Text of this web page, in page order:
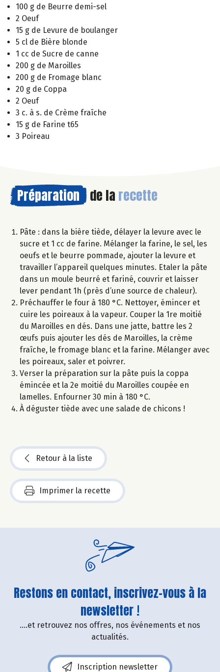
100 g de Beurre demi-sel
2 Oeuf
15 g de Levure de boulanger
5 cl de Bière blonde
1 cc de Sucre de canne
200 g de Maroilles
200 g de Fromage blanc
20 g de Coppa
2 Oeuf
3 c. à s. de Crème fraîche
15 g de Farine t65
3 Poireau
Préparation de la recette
Pâte : dans la bière tiède, délayer la levure avec le
sucre et 1 cc de farine. Mélanger la farine, le sel, les
oeufs et le beurre pommade, ajouter la levure et
travailler l’appareil quelques minutes. Etaler la pâte
dans un moule beurré et fariné, couvrir et laisser
lever pendant 1h (près d’une source de chaleur).
Préchauffer le four à 180 °C. Nettoyer, émincer et
cuire les poireaux à la vapeur. Couper la 1re moitié
du Maroilles en dés. Dans une jatte, battre les 2
œufs puis ajouter les dés de Maroilles, la crème
fraîche, le fromage blanc et la farine. Mélanger avec
les poireaux, saler et poivrer.
Verser la préparation sur la pâte puis la coppa
émincée et la 2e moitié du Maroilles coupée en
lamelles. Enfourner 30 min à 180 °C.
À déguster tiède avec une salade de chicons !
Retour à la liste
Imprimer la recette
Restons en contact, inscrivez-vous à la
newsletter !
....et retrouvez nos offres, nos événements et nos
actualités.
Inscription newsletter